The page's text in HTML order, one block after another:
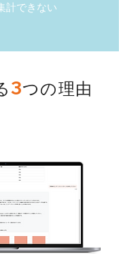
計できない
3つの理由